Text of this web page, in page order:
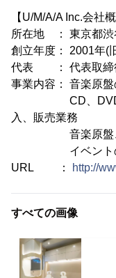
【U/M/A/A Inc.会社概
所在地 ： 東京都渋
創立年度： 2001年(
代表 ： 代表取締
事業内容： 音楽原
CD、DVD、各
入、販売業務
音楽原盤、音
イベントの企
URL ：
http://
すべての画像